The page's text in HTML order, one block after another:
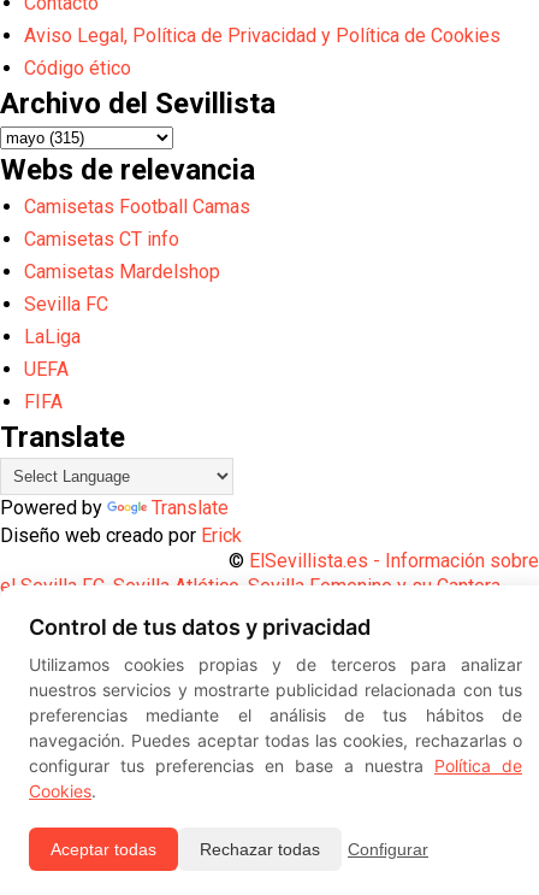
Aviso Legal, Política de Privacidad y Política de Cookies
Código ético
Archivo del Sevillista
Webs de relevancia
Camisetas Football Camas
Camisetas CT info
Camisetas Mardelshop
Sevilla FC
LaLiga
UEFA
FIFA
Translate
Powered by
Translate
Diseño web creado por Erick
© ElSevillista.es - Información sobre
el Sevilla FC, Sevilla Atlético, Sevilla Femenino y su Cantera
Control de tus datos y privacidad
Utilizamos cookies propias y de terceros para analizar
nuestros servicios y mostrarte publicidad relacionada con tus
preferencias mediante el análisis de tus hábitos de
navegación. Puedes aceptar todas las cookies, rechazarlas o
configurar tus preferencias en base a nuestra Política de
Cookies.
Aceptar todas Rechazar todas Configurar